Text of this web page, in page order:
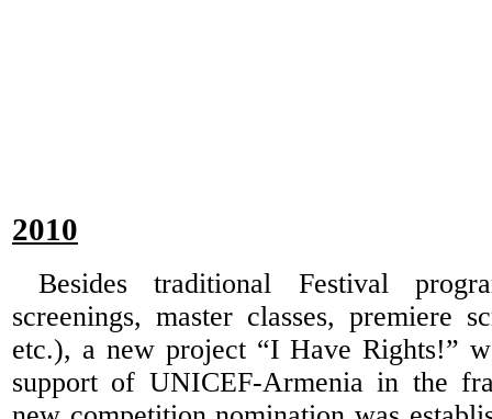
2010
Besides traditional Festival
screenings, master classes, premiere
etc.), a new project “I Have Rights!”
support of UNICEF-Armenia in the